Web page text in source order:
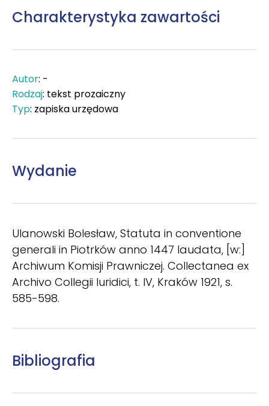
Charakterystyka zawartości
Autor: -
Rodzaj: tekst prozaiczny
Typ: zapiska urzędowa
Wydanie
Ulanowski Bolesław, Statuta in conventione
generali in Piotrków anno 1447 laudata, [w:]
Archiwum Komisji Prawniczej. Collectanea ex
Archivo Collegii Iuridici, t. IV, Kraków 1921, s.
585-598.
Bibliografia